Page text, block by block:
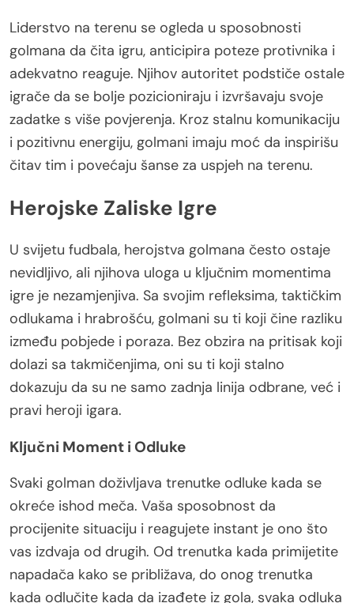
Liderstvo na terenu se ogleda u sposobnosti
golmana da čita igru, anticipira poteze protivnika i
adekvatno reaguje. Njihov autoritet podstiče ostale
igrače da se bolje pozicioniraju i izvršavaju svoje
zadatke s više povjerenja. Kroz stalnu komunikaciju
i pozitivnu energiju, golmani imaju moć da inspirišu
čitav tim i povećaju šanse za uspjeh na terenu.
Herojske Zaliske Igre
U svijetu fudbala, herojstva golmana često ostaje
nevidljivo, ali njihova uloga u ključnim momentima
igre je nezamjenjiva. Sa svojim refleksima, taktičkim
odlukama i hrabrošću, golmani su ti koji čine razliku
između pobjede i poraza. Bez obzira na pritisak koji
dolazi sa takmičenjima, oni su ti koji stalno
dokazuju da su ne samo zadnja linija odbrane, već i
pravi heroji igara.
Ključni Moment i Odluke
Svaki golman doživljava trenutke odluke kada se
okreće ishod meča. Vaša sposobnost da
procijenite situaciju i reagujete instant je ono što
vas izdvaja od drugih. Od trenutka kada primijetite
napadača kako se približava, do onog trenutka
kada odlučite kada da izađete iz gola, svaka odluka